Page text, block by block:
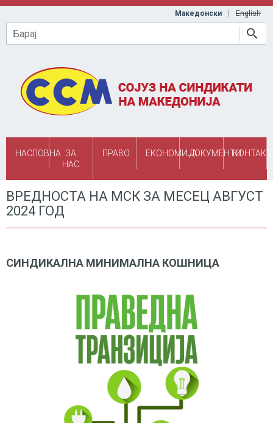
Skip to main content
Македонски English
Барај
НАСЛОВНА ЗА
НАС
ПРАВО ЕКОНОМИЈАДОКУМЕНТИКОНТАКТ
ВРЕДНОСТА НА МСК ЗА МЕСЕЦ АВГУСТ
2024 ГОД
СИНДИКАЛНА МИНИМАЛНА КОШНИЦА